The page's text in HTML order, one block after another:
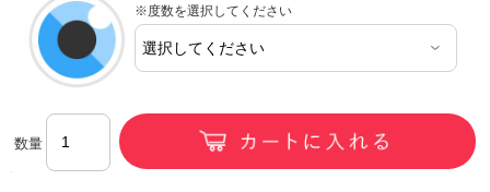
※度数を選択してください
数量